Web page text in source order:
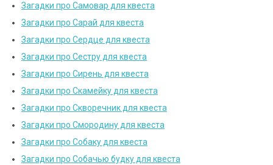
Загадки про Самовар для квеста
Загадки про Сарай для квеста
Загадки про Сердце для квеста
Загадки про Сестру для квеста
Загадки про Сирень для квеста
Загадки про Скамейку для квеста
Загадки про Скворечник для квеста
Загадки про Смородину для квеста
Загадки про Собаку для квеста
Загадки про Собачью будку для квеста